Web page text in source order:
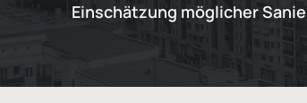
Einschätzung möglicher